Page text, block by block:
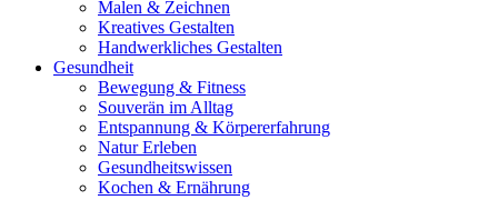
Malen & Zeichnen
Kreatives Gestalten
Handwerkliches Gestalten
Gesundheit
Bewegung & Fitness
Souverän im Alltag
Entspannung & Körpererfahrung
Natur Erleben
Gesundheitswissen
Kochen & Ernährung